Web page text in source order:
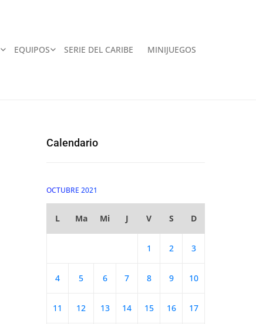
EQUIPOS SERIE DEL CARIBE MINIJUEGOS
Calendario
OCTUBRE 2021
L Ma Mi J V S D
1 2 3
4 5 6 7 8 9 10
11 12 13 14 15 16 17